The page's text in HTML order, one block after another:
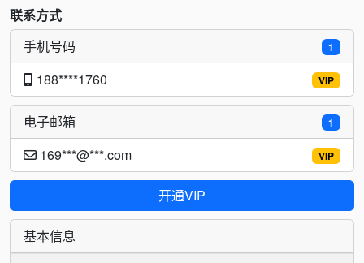
联系方式
1
手机号码
VIP
188****1760
1
电子邮箱
VIP
169***@***.com
开通VIP
基本信息